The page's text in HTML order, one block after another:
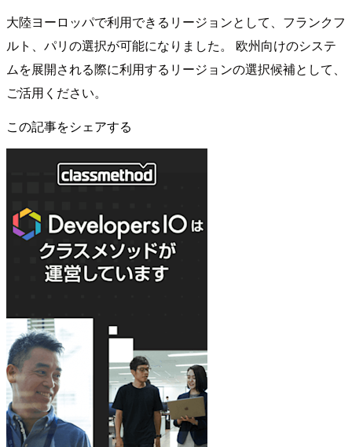
大陸ヨーロッパで利用できるリージョンとして、フランクフ
ルト、パリの選択が可能になりました。 欧州向けのシステ
ムを展開される際に利用するリージョンの選択候補として、
ご活用ください。
この記事をシェアする